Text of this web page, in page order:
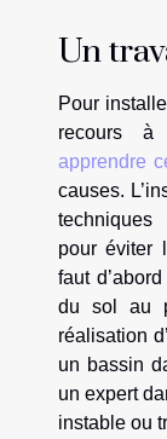
Un
Pour
recours à
apprendre
causes.
techniques
pour éviter
faut
du sol au
réalisation
un bassin
un expert
instable ou